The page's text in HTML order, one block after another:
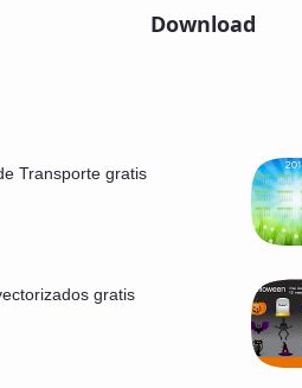
Download
Transporte gratis
gratis